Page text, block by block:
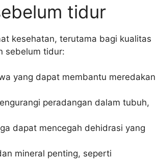
tidur
kesehatan, terutama bagi kualitas
sebelum tidur:
yang dapat membantu meredakan
peradangan dalam tubuh,
dapat mencegah dehidrasi yang
mineral penting, seperti